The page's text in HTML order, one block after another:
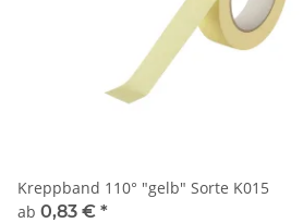
Kreppband 110° "gelb" Sorte K015
ab 0,83 € *